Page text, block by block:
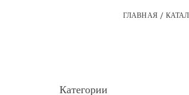
ГЛАВНАЯ
Категории